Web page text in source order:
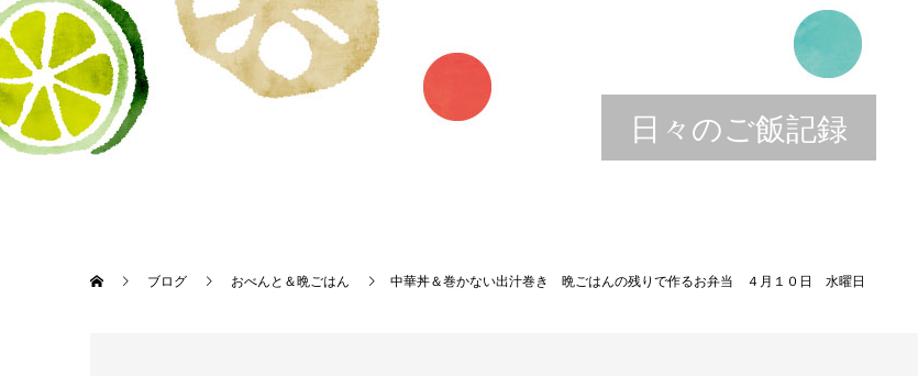
日々のご飯記録
ブログ おべんと＆晩ごはん 中華丼＆巻かない出汁巻き 晩ごはんの残りで作るお弁当 ４月１０日 水曜日